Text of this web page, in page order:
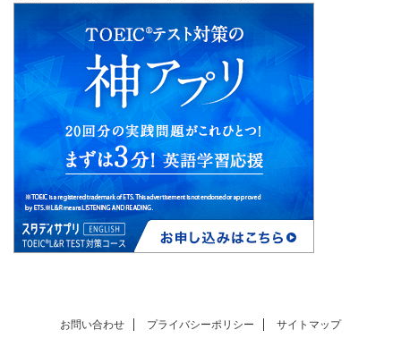
お問い合わせ プライバシーポリシー サイトマップ